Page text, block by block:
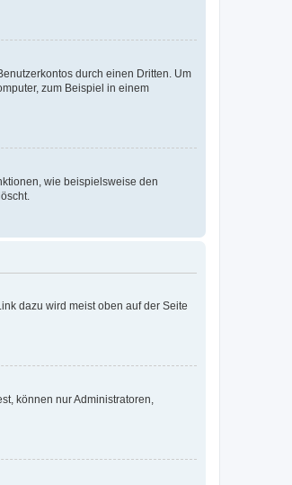
durch einen Dritten. Um
zum Beispiel in einem
wie beispielsweise den
dazu wird meist oben auf der Seite
können nur Administratoren,